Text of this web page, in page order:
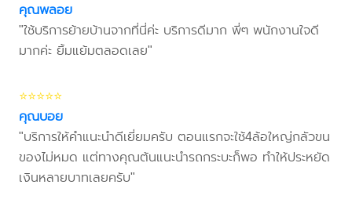
คุณพลอย
"ใช้บริการย้ายบ้านจากที่นี่ค่ะ บริการดีมาก พี่ๆ พนักงานใจดี
มากค่ะ ยิ้มแย้มตลอดเลย"
⭐⭐⭐⭐⭐
คุณบอย
"บริการให้คำแนะนำดีเยี่ยมครับ ตอนแรกจะใช้4ล้อใหญ่กลัวขน
ของไม่หมด แต่ทางคุณต้นแนะนำรถกระบะก็พอ ทำให้ประหยัด
เงินหลายบาทเลยครับ"